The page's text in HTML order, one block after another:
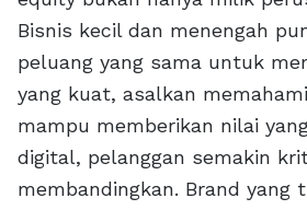
Bisnis kecil dan menengah
peluang yang sama untuk
yang kuat, asalkan
mampu memberikan nilai
digital, pelanggan semakin
membandingkan. Brand yang